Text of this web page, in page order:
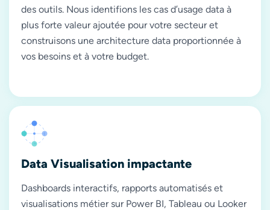
des outils. Nous identifions les cas d’usage data à
plus forte valeur ajoutée pour votre secteur et
construisons une architecture data proportionnée à
vos besoins et à votre budget.
Data Visualisation impactante
Dashboards interactifs, rapports automatisés et
visualisations métier sur Power BI, Tableau ou Looker